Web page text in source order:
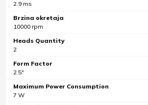
2.9 ms
Brzina okretaja
10000 rpm
Heads Quantity
2
Form Factor
2.5"
Maximum Power Consumption
7 W